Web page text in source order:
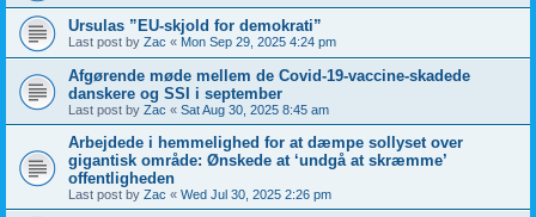
Ursulas ”EU-skjold for demokrati”
Last post by Zac « Mon Sep 29, 2025 4:24 pm
Afgørende møde mellem de Covid-19-vaccine-skadede
danskere og SSI i september
Last post by Zac « Sat Aug 30, 2025 8:45 am
Arbejdede i hemmelighed for at dæmpe sollyset over
gigantisk område: Ønskede at ‘undgå at skræmme’
offentligheden
Last post by Zac « Wed Jul 30, 2025 2:26 pm